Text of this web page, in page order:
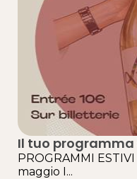
Il tuo
PROGRAMMI
maggio I...